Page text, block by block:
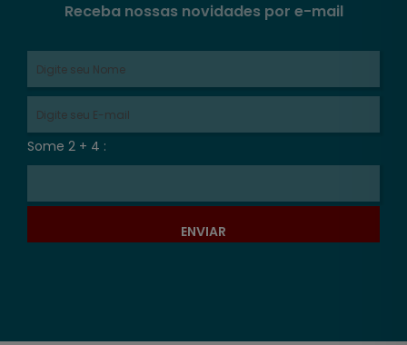
Receba nossas novidades por e-mail
Some 2 + 4 :
ENVIAR